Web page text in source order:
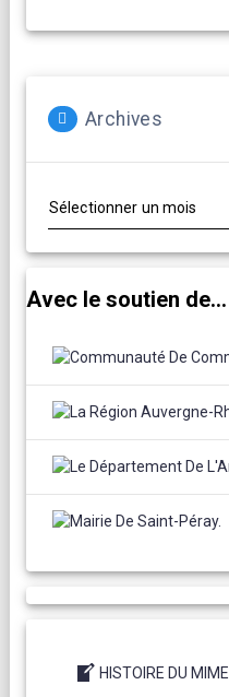
Archives
Avec le soutien de...
HISTOIRE DU MIME